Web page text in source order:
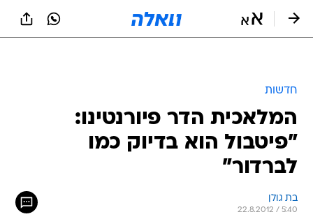
חדשות
המלאכית הדר פיורנטינו:
"פיטבול הוא בדיוק כמו
לברדור"
בת גולן
22.8.2012 / 5:40